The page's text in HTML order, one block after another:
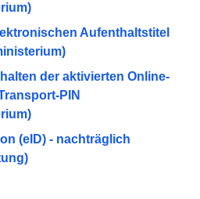
Aufenthaltstitel
der aktivierten Online-
PIN
(eID) - nachträglich